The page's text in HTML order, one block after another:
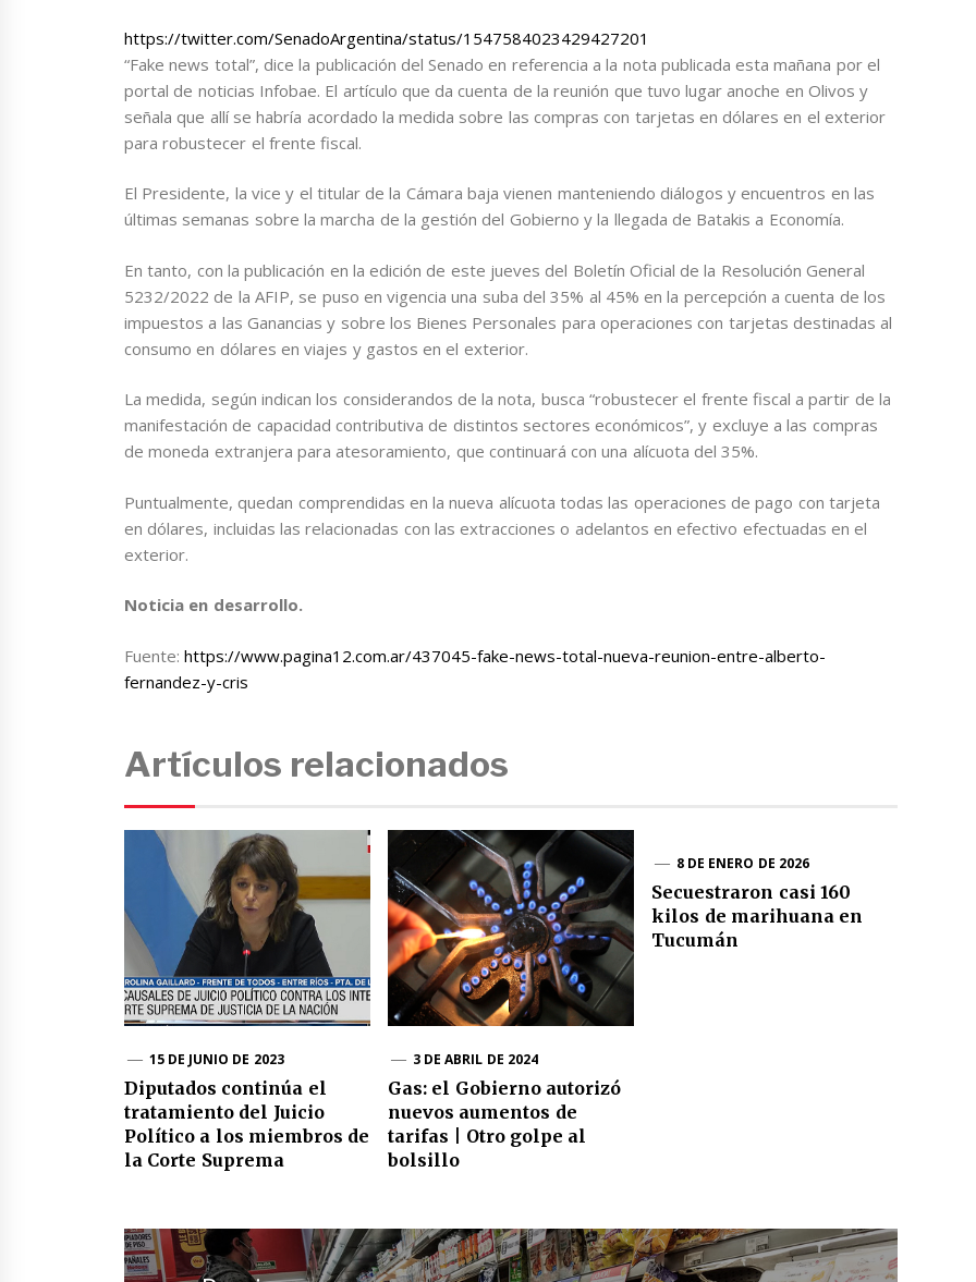
https://twitter.com/SenadoArgentina/status/1547584023429427201
“Fake news total”, dice la publicación del Senado en referencia a la nota publicada esta mañana por el
portal de noticias Infobae. El artículo que da cuenta de la reunión que tuvo lugar anoche en Olivos y
señala que allí se habría acordado la medida sobre las compras con tarjetas en dólares en el exterior
para robustecer el frente fiscal.
El Presidente, la vice y el titular de la Cámara baja vienen manteniendo diálogos y encuentros en las
últimas semanas sobre la marcha de la gestión del Gobierno y la llegada de Batakis a Economía.
En tanto, con la publicación en la edición de este jueves del Boletín Oficial de la Resolución General
5232/2022 de la AFIP, se puso en vigencia una suba del 35% al 45% en la percepción a cuenta de los
impuestos a las Ganancias y sobre los Bienes Personales para operaciones con tarjetas destinadas al
consumo en dólares en viajes y gastos en el exterior.
La medida, según indican los considerandos de la nota, busca “robustecer el frente fiscal a partir de la
manifestación de capacidad contributiva de distintos sectores económicos”, y excluye a las compras
de moneda extranjera para atesoramiento, que continuará con una alícuota del 35%.
Puntualmente, quedan comprendidas en la nueva alícuota todas las operaciones de pago con tarjeta
en dólares, incluidas las relacionadas con las extracciones o adelantos en efectivo efectuadas en el
exterior.
Noticia en desarrollo.
Fuente:https://www.pagina12.com.ar/437045-fake-news-total-nueva-reunion-entre-alberto-
fernandez-y-cris
Artículos relacionados
15 DE JUNIO DE 2023
Diputados continúa el
tratamiento del Juicio
Político a los miembros de
la Corte Suprema
3 DE ABRIL DE 2024
Gas: el Gobierno autorizó
nuevos aumentos de
tarifas | Otro golpe al
bolsillo
8 DE ENERO DE 2026
Secuestraron casi 160
kilos de marihuana en
Tucumán
Navegación
de